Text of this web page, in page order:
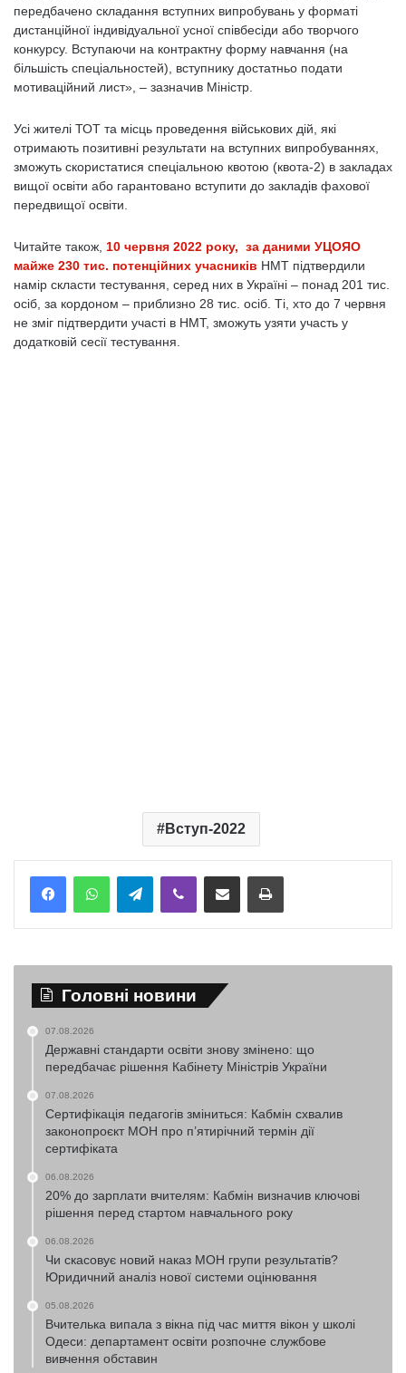
передбачено складання вступних випробувань у форматі
дистанційної індивідуальної усної співбесіди або творчого
конкурсу. Вступаючи на контрактну форму навчання (на
більшість спеціальностей), вступнику достатньо подати
мотиваційний лист», – зазначив Міністр.
Усі жителі ТОТ та місць проведення військових дій, які
отримають позитивні результати на вступних випробуваннях,
зможуть скористатися спеціальною квотою (квота-2) в закладах
вищої освіти або гарантовано вступити до закладів фахової
передвищої освіти.
Читайте також, 10 червня 2022 року, за даними УЦОЯО
майже 230 тис. потенційних учасників НМТ підтвердили
намір скласти тестування, серед них в Україні – понад 201 тис.
осіб, за кордоном – приблизно 28 тис. осіб. Ті, хто до 7 червня
не зміг підтвердити участі в НМТ, зможуть узяти участь у
додатковій сесії тестування.
Вступ-2022
TelegramViber Надіслати електронною поштоюНадрукувати
Головні новини
07.08.2026
Державні стандарти освіти знову змінено: що
передбачає рішення Кабінету Міністрів України
07.08.2026
Сертифікація педагогів зміниться: Кабмін схвалив
законопроєкт МОН про п’ятирічний термін дії
сертифіката
06.08.2026
20% до зарплати вчителям: Кабмін визначив ключові
рішення перед стартом навчального року
06.08.2026
Чи скасовує новий наказ МОН групи результатів?
Юридичний аналіз нової системи оцінювання
05.08.2026
Вчителька випала з вікна під час миття вікон у школі
Одеси: департамент освіти розпочне службове
вивчення обставин